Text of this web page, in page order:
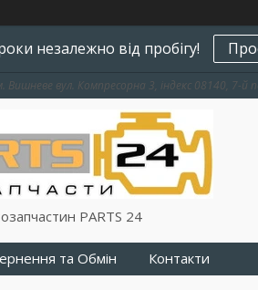
незалежно від пробігу!
Вишневе вул. Компресорна 3, індекс 08140, 7-й
PARTS 24
та Обмін Контакти